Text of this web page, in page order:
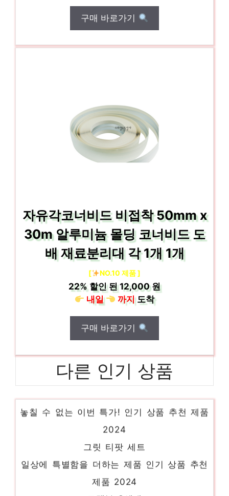
구매 바로가기
자유각코너비드 비접착 50mm x
30m 알루미늄 몰딩 코너비드 도
배 재료분리대 각 1개 1개
[ NO.10 제품 ]
22%할인 된12,000 원
내일
까지도착
구매 바로가기
다른 인기 상품
맥 데인저러스
놓칠 수 없는 이번 특가! 인기 상품 추천 제품
2024
일상에 특별함을 더하는 제품 인기 상품 추천
제품 2024
그램뷰 3세대